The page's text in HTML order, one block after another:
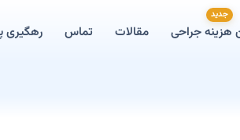
جدید
هزینه جراحی مقالات تماس رهگیری